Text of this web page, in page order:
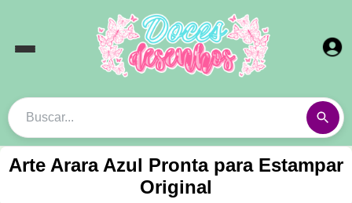
Arte Arara Azul Pronta para Estampar
Original